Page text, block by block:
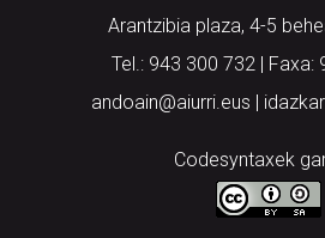
Arantzibia plaza, 4-5
Tel.: 943 300 732 | Faxa:
andoain@aiurri.eus |
Codesyntaxek